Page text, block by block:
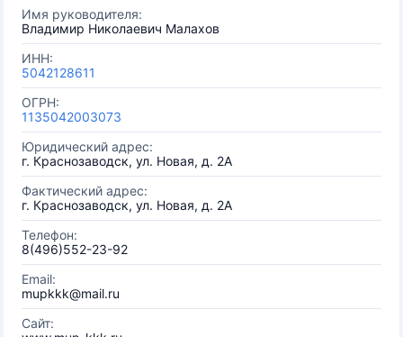
Имя руководителя:
Владимир Николаевич Малахов
ИНН:
5042128611
ОГРН:
1135042003073
Юридический адрес:
г. Краснозаводск, ул. Новая, д. 2А
Фактический адрес:
г. Краснозаводск, ул. Новая, д. 2А
Телефон:
8(496)552-23-92
Email:
mupkkk@mail.ru
Сайт: